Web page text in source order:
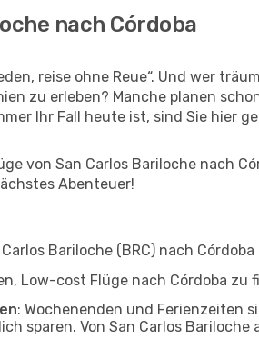
nach Córdoba
reise ohne Reue“. Und wer
zu erleben? Manche planen
Ihr Fall heute ist, sind Sie hier
von San Carlos Bariloche nach
Abenteuer!
Bariloche (BRC) nach
Low-cost Flüge nach Córdoba zu
: Wochenenden und Ferienzeiten
sparen. Von San Carlos